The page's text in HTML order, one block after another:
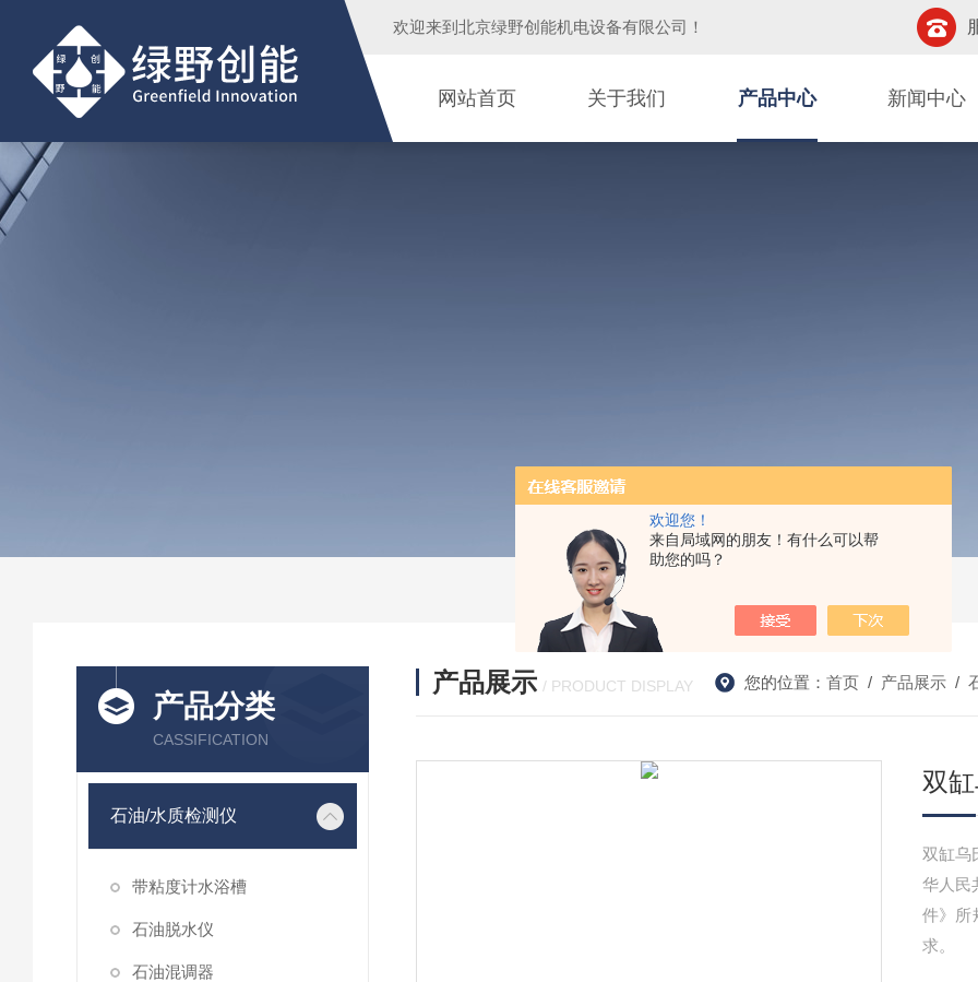
欢迎您！
来自局域网的朋友！有什么可以帮
助您的吗？
欢迎来到 北京绿野创能机电设备有限公司 ！
网站首页 关于我们 产品中心 新闻中心
产品分类
CASSIFICATION
石油/水质检测仪
带粘度计水浴槽
石油脱水仪
石油混调器
产品展示 / PRODUCT DISPLAY 您的位置： 首页/ 产品展示/
双
双缸乌
华人民
件》所
求。